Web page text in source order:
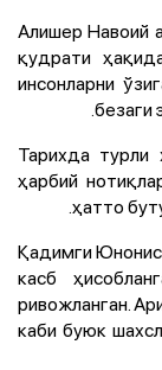
Алишер Навоий
қудрати
инсонларни
безаги
Тарихда турли
ҳарбий
ҳатто
Қадимги
касб
ривожланган.
каби буюк